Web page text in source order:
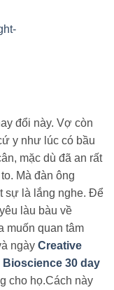
đổi này. Vợ còn
y như lúc có bầu
mặc dù đã an rất
Mà đàn ông
sự là lắng nghe. Để
làu bàu về
muốn quan tâm
ngày Creative
Bioscience 30 day
cho họ.Cách này